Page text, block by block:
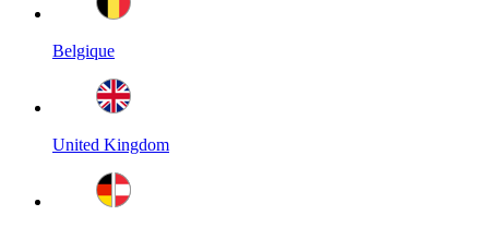
Belgique
United Kingdom